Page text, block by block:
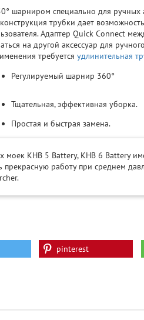
шарниром специально для ручных
трубки дает
Адаптер Quick Connect
на другой аксессуар для
требуется удлинительная
Регулируемый шарнир 360°
Тщательная, эффективная уборка.
Простая и быстрая замена.
моек KHB 5 Battery, KHB 6 Battery
прекрасную работу при среднем
pinterest